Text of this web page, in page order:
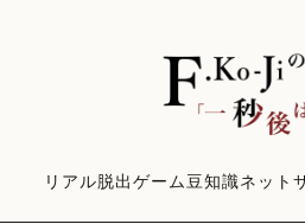
リアル脱出ゲーム豆知識ネット